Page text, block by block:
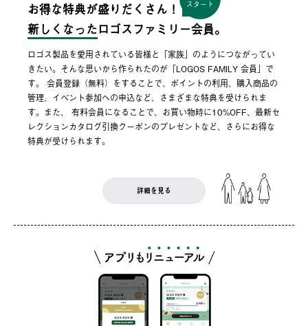
お得な特典が盛りだくさん！
スタート
新しくなった ロゴスファミリー会員。
ロゴス製品を愛用されている皆様と「家族」のようにつながってい
きたい。そんな思いから作られたのが「LOGOS FAMILY 会員」で
す。 会員登録（無料）をすることで、ポイントの利用、購入商品の
管理、イベント参加への申込など、さまざまな特典を受けられま
す。また、 有料会員になることで、お買い物時に10%OFF、最新セ
レクションカタログ引換クーポンのプレゼントなど、さらにお得な
特典が受けられます。
詳細を見る